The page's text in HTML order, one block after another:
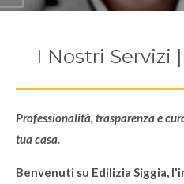
I Nostri Servizi
Professionalità, trasparenza e
tua casa.
Benvenuti su Edilizia Siggia,